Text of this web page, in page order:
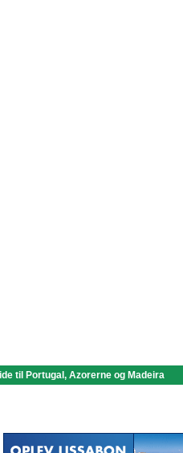
til Portugal, Azorerne og Madeira